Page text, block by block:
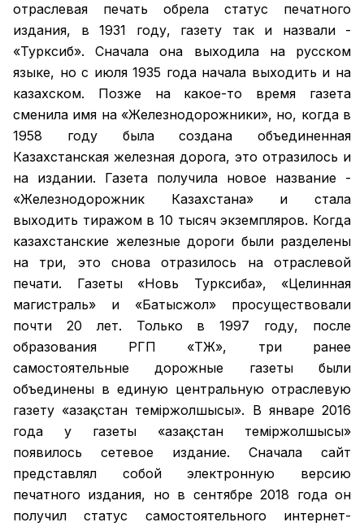
отраслевая печать обрела статус печатного
издания, в 1931 году, газету так и назвали -
«Турксиб». Сначала она выходила на русском
языке, но с июля 1935 года начала выходить и на
казахском. Позже на какое-то время газета
сменила имя на «Железнодорожники», но, когда в
1958 году была создана объединенная
Казахстанская железная дорога, это отразилось и
на издании. Газета получила новое название -
«Железнодорожник Казахстана» и стала
выходить тиражом в 10 тысяч экземпляров. Когда
казахстанские железные дороги были разделены
на три, это снова отразилось на отраслевой
печати. Газеты «Новь Турксиба», «Целинная
магистраль» и «Батысжол» просуществовали
почти 20 лет. Только в 1997 году, после
образования РГП «ҚТЖ», три ранее
самостоятельные дорожные газеты были
объединены в единую центральную отраслевую
газету «Қазақстан темiржолшысы». В январе 2016
года у газеты «Қазақстан теміржолшысы»
появилось сетевое издание. Сначала сайт
представлял собой электронную версию
печатного издания, но в сентябре 2018 года он
получил статус самостоятельного интернет-